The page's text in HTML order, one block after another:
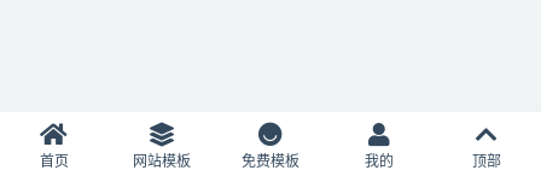
首页 网站模板 免费模板 我的 顶部